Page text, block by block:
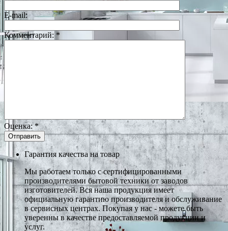
E-mail:
Комментарий: *
Оценка:*
Гарантия качества на товар
Мы работаем только с сертифицированными
производителями бытовой техники от заводов
изготовителей. Вся наша продукция имеет
официальную гарантию производителя и обслуживание
в сервисных центрах. Покупая у нас - можете быть
уверенны в качестве предоставляемой продукции и
услуг.